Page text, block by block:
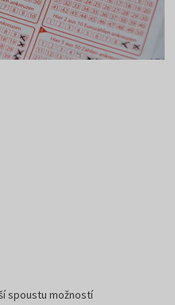
spoustu možností